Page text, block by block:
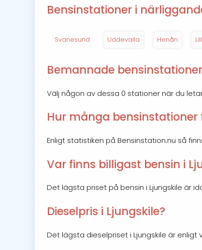
Bensinstationer i
Svanesund Uddevalla Henån
Bemannade
Välj någon av dessa 0 stationer när du
Hur många bensinstationer
Enligt statistiken på Bensinstation.nu så
Var finns billigast bensin i
Det lägsta priset på bensin i Ljungskile är
Dieselpris i Ljungskile?
Det lägsta dieselpriset i Ljungskile är enligt